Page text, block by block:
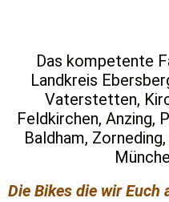
Das kompetente
Landkreis
Vaterstetten,
Feldkirchen, Anzing,
Baldham,
Die Bikes die wir Euch